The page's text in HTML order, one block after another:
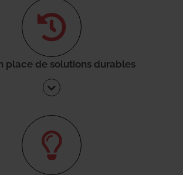
place de solutions durables